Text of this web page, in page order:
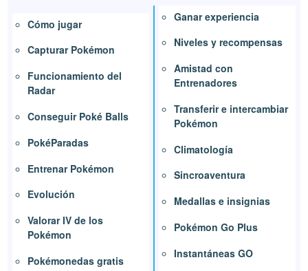
Cómo jugar
Capturar Pokémon
Funcionamiento del
Radar
Conseguir Poké Balls
PokéParadas
Entrenar Pokémon
Evolución
Valorar IV de los
Pokémon
Pokémonedas gratis
Ganar experiencia
Niveles y recompensas
Amistad con
Entrenadores
Transferir e intercambiar
Pokémon
Climatología
Sincroaventura
Medallas e insignias
Pokémon Go Plus
Instantáneas GO